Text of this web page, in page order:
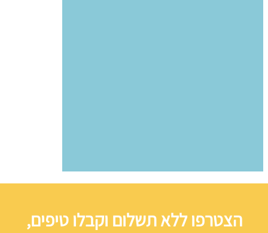
הצטרפו ללא תשלום וקבלו טיפים,